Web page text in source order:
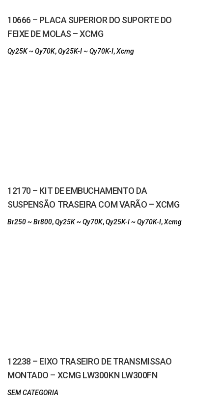
10666 – PLACA SUPERIOR DO SUPORTE DO
FEIXE DE MOLAS – XCMG
Qy25K ~ Qy70K,Qy25K-I ~ Qy70K-I,Xcmg
12170 – KIT DE EMBUCHAMENTO DA
SUSPENSÃO TRASEIRA COM VARÃO – XCMG
Br250 ~ Br800,Qy25K ~ Qy70K,Qy25K-I ~ Qy70K-I,Xcmg
12238 – EIXO TRASEIRO DE TRANSMISSAO
MONTADO – XCMG LW300KN LW300FN
SEM CATEGORIA